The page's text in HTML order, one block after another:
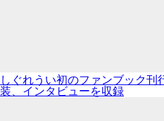
しぐれうい初のファンブック
装、インタビューを収録